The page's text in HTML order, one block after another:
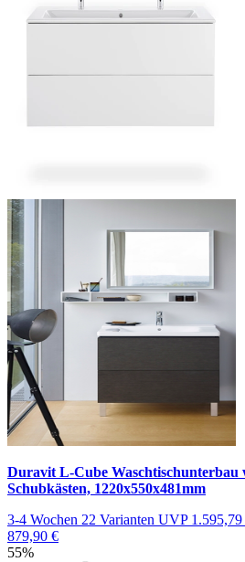
Duravit L-Cube Waschtischunterbau
Schubkästen, 1220x550x481mm
3-4 Wochen 22 Varianten UVP
879,90 €
55%